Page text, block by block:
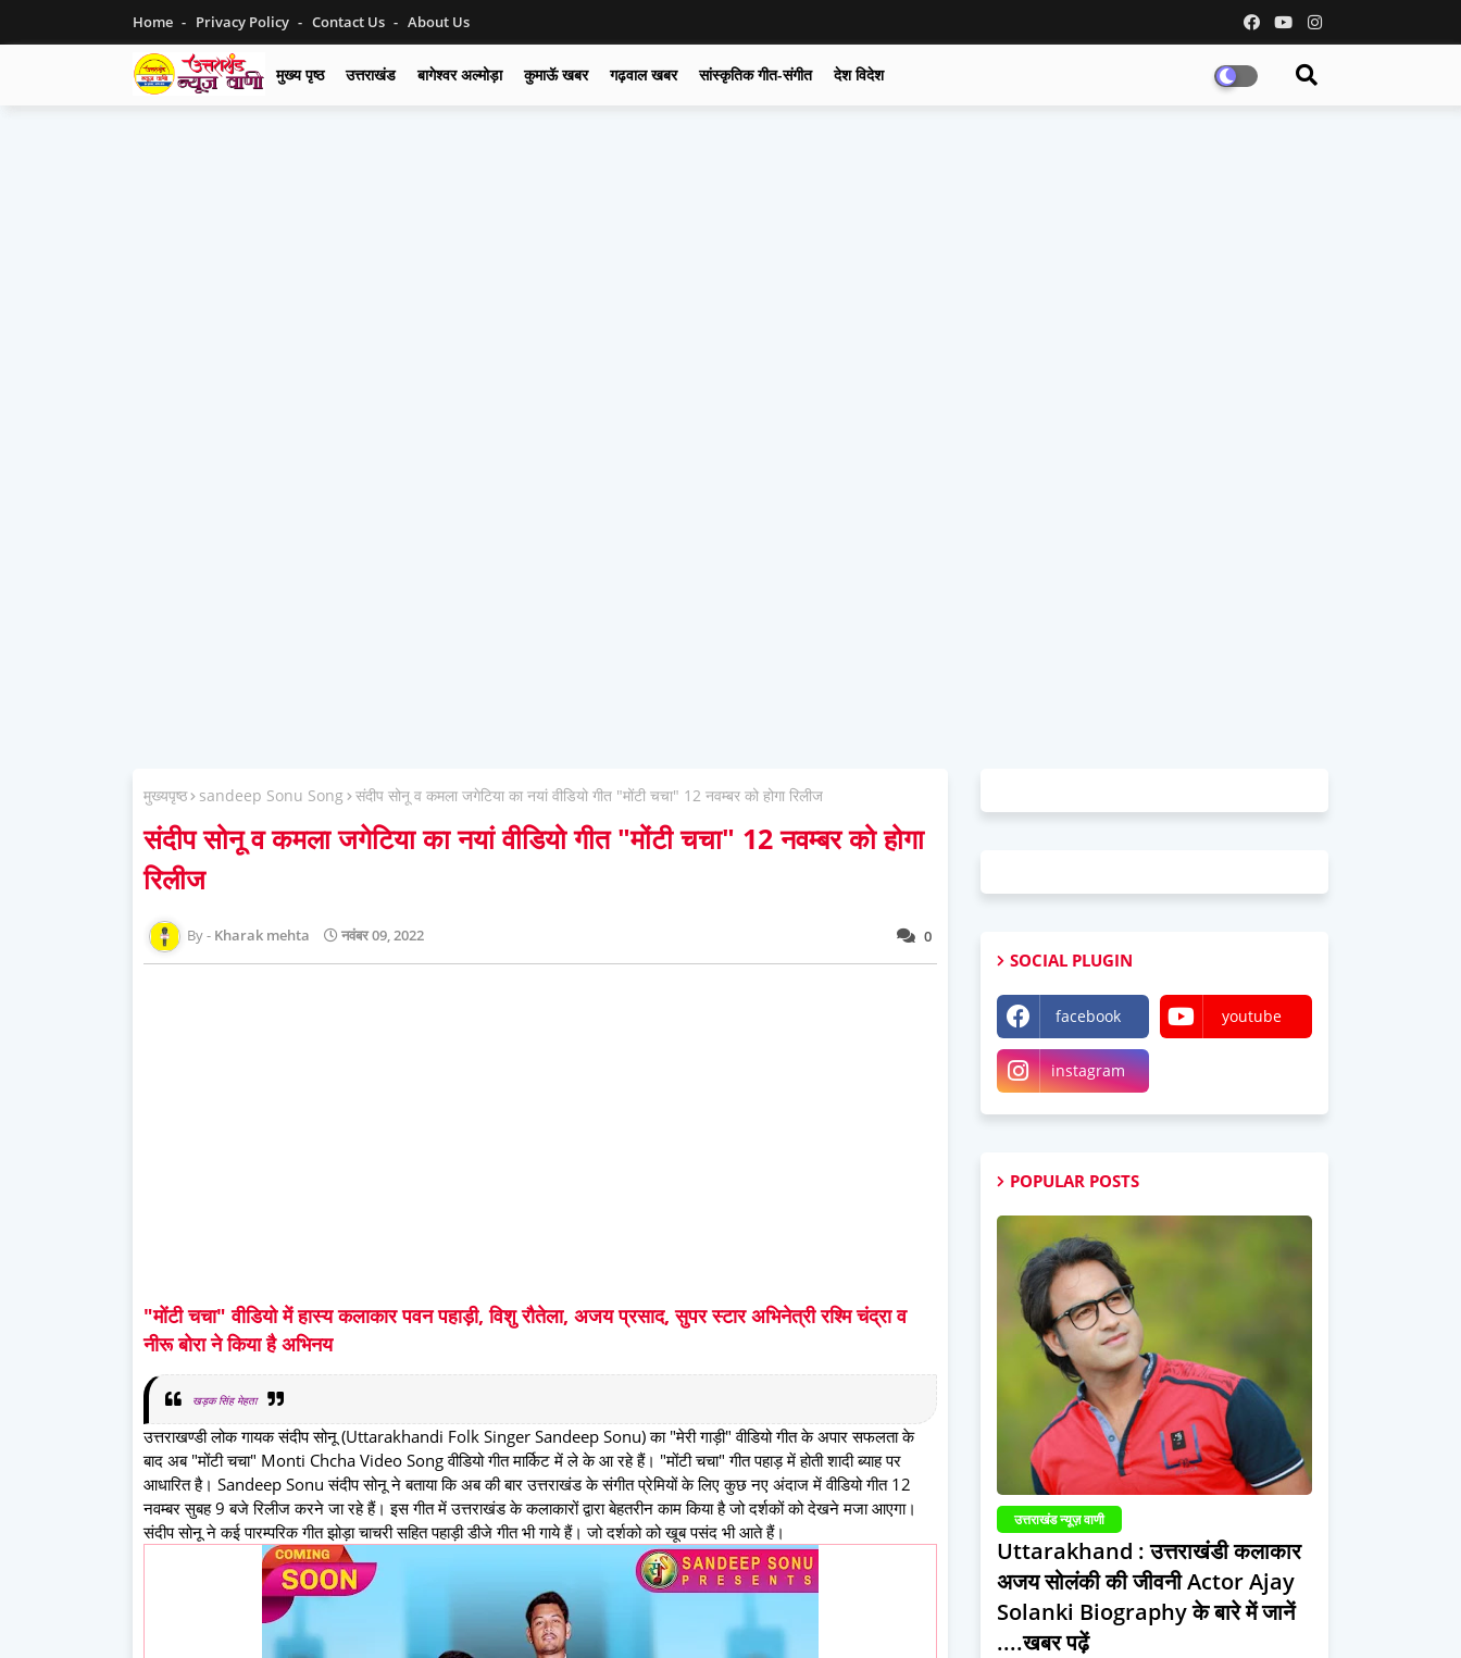
Home Privacy Policy Contact Us About Us
मुख्य पृष्ठ उत्तराखंड बागेश्वर अल्मोड़ा कुमाऊॅ खबर गढ़वाल खबर सांस्कृतिक गीत-संगीत देश विदेश
मुख्यपृष्ठ sandeep Sonu Song संदीप सोनू व कमला जगेटिया का नयां वीडियो गीत "मोंटी चचा" 12 नवम्बर को होगा रिलीज
संदीप सोनू व कमला जगेटिया का नयां वीडियो गीत "मोंटी चचा" 12 नवम्बर को होगा
रिलीज
0
Kharak mehta नवंबर 09, 2022
"मोंटी चचा" वीडियो में हास्य कलाकार पवन पहाड़ी, विशु रौतेला, अजय प्रसाद, सुपर स्टार अभिनेत्री रश्मि चंद्रा व
नीरू बोरा ने किया है अभिनय
खड़क सिंह मेहता
उत्तराखण्डी लोक गायक संदीप सोनू (Uttarakhandi Folk Singer Sandeep Sonu) का "मेरी गाड़ी" वीडियो गीत के अपार सफलता के
बाद अब "मोंटी चचा" Monti Chcha Video Song वीडियो गीत मार्किट में ले के आ रहे हैं। "मोंटी चचा" गीत पहाड़ में होती शादी ब्याह पर
आधारित है। Sandeep Sonu संदीप सोनू ने बताया कि अब की बार उत्तराखंड के संगीत प्रेमियों के लिए कुछ नए अंदाज में वीडियो गीत 12
नवम्बर सुबह 9 बजे रिलीज करने जा रहे हैं। इस गीत में उत्तराखंड के कलाकारों द्वारा बेहतरीन काम किया है जो दर्शकों को देखने मजा आएगा।
संदीप सोनू ने कई पारम्परिक गीत झोड़ा चाचरी सहित पहाड़ी डीजे गीत भी गाये हैं। जो दर्शको को खूब पसंद भी आते हैं।
SOCIAL PLUGIN
facebook youtube
instagram
POPULAR POSTS
उत्तराखंड न्यूज़ वाणी
Uttarakhand : उत्तराखंडी कलाकार
अजय सोलंकी की जीवनी Actor Ajay
Solanki Biography के बारे में जानें
....खबर पढ़ें